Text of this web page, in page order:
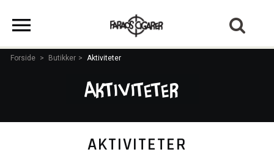
Forside > Butikker > Aktiviteter
Aktiviteter
AKTIVITETER